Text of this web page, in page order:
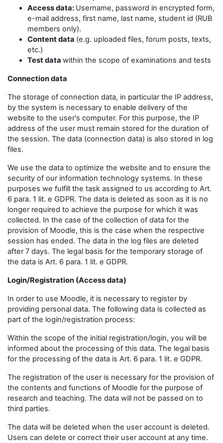
Access data: Username, password in encrypted form,
e-mail address, first name, last name, student id (RUB
members only).
Content data (e.g. uploaded files, forum posts, texts,
etc.)
Test data within the scope of examinations and tests
Connection data
The storage of connection data, in particular the IP address,
by the system is necessary to enable delivery of the
website to the user's computer. For this purpose, the IP
address of the user must remain stored for the duration of
the session. The data (connection data) is also stored in log
files.
We use the data to optimize the website and to ensure the
security of our information technology systems. In these
purposes we fulfill the task assigned to us according to Art.
6 para. 1 lit. e GDPR. The data is deleted as soon as it is no
longer required to achieve the purpose for which it was
collected. In the case of the collection of data for the
provision of Moodle, this is the case when the respective
session has ended. The data in the log files are deleted
after 7 days. The legal basis for the temporary storage of
the data is Art. 6 para. 1 lit. e GDPR.
Login/Registration (Access data)
In order to use Moodle, it is necessary to register by
providing personal data. The following data is collected as
part of the login/registration process:
Within the scope of the initial registration/login, you will be
informed about the processing of this data. The legal basis
for the processing of the data is Art. 6 para. 1 lit. e GDPR.
The registration of the user is necessary for the provision of
the contents and functions of Moodle for the purpose of
research and teaching. The data will not be passed on to
third parties.
The data will be deleted when the user account is deleted.
Users can delete or correct their user account at any time.